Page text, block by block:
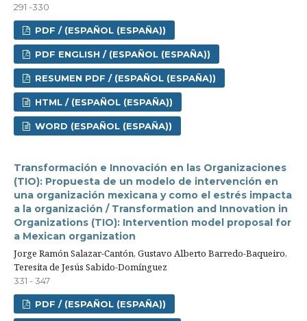
291 -330
PDF / (ESPAÑOL (ESPAÑA))
PDF ENGLISH / (ESPAÑOL (ESPAÑA))
RESUMEN PDF / (ESPAÑOL (ESPAÑA))
HTML / (ESPAÑOL (ESPAÑA))
WORD (ESPAÑOL (ESPAÑA))
Transformación e Innovación en las Organizaciones
(TIO): Propuesta de un modelo de intervención en
una organización mexicana y como el estrés impacta
a la organización / Transformation and Innovation in
Organizations (TIO): Intervention model proposal for
a Mexican organization
Jorge Ramón Salazar-Cantón, Gustavo Alberto Barredo-Baqueiro,
Teresita de Jesús Sabido-Domínguez
331 - 347
PDF / (ESPAÑOL (ESPAÑA))